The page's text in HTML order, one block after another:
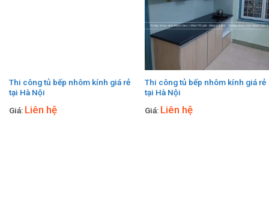
Thi công tủ bếp nhôm kính giá rẻ
tại Hà Nội
Giá: Liên hệ
Thi công tủ bếp nhôm kính giá rẻ
tại Hà Nội
Giá: Liên hệ